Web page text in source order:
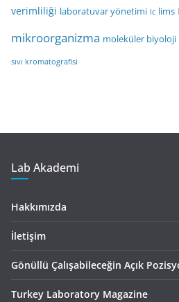
verimliliği laboratuvar yönetimi lc lims
mikroorganizma moleküler biyoloji
sıvı kromatografisi
Lab Akademi
Hakkımızda
İletişim
Gönüllü Çalışabileceğin Açık
Turkey Laboratory Magazine